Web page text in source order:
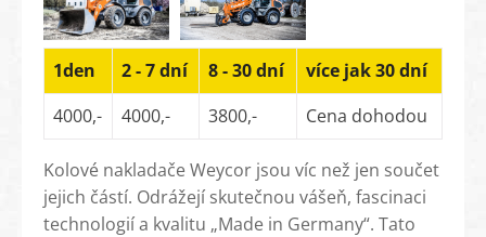
1den 2 - 7 dní 8 - 30 dní
více jak 30 dní
4000,-
4000,- 3800,- Cena dohodou
Kolové nakladače Weycor jsou víc než jen součet
jejich částí. Odrážejí skutečnou vášeň, fascinaci
technologií a kvalitu „Made in Germany“. Tato